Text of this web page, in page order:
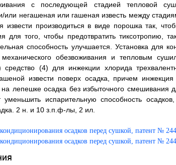
с последующей стадией тепловой
или негашеная или гашеная известь между
извести производиться в виде порошка так,
для того, чтобы предотвратить тиксотропию,
способность улучшается. Установка для
обезвоживания и тепловым
(4) для инжекции хлорида
извести поверх осадка, причем
лепешке осадка без избыточного смешивания
уменьшить испарительную способность
2 н. и 10 з.п.ф-лы, 2 ил.